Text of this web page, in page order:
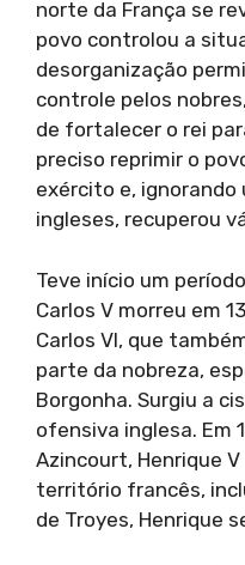
norte da França se
povo controlou a
desorganização
controle pelos
de fortalecer o rei
preciso reprimir o
exército e,
ingleses, recuperou
Teve início um
Carlos V morreu em
Carlos VI, que
parte da nobreza,
Borgonha. Surgiu a
ofensiva inglesa. Em
Azincourt, Henrique
território francês,
de Troyes, Henrique